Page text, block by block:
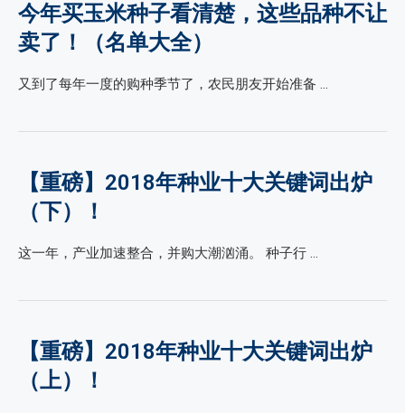
今年买玉米种子看清楚，这些品种不让
卖了！（名单大全）
又到了每年一度的购种季节了，农民朋友开始准备 …
【重磅】2018年种业十大关键词出炉
（下）！
这一年，产业加速整合，并购大潮汹涌。 种子行 …
【重磅】2018年种业十大关键词出炉
（上）！